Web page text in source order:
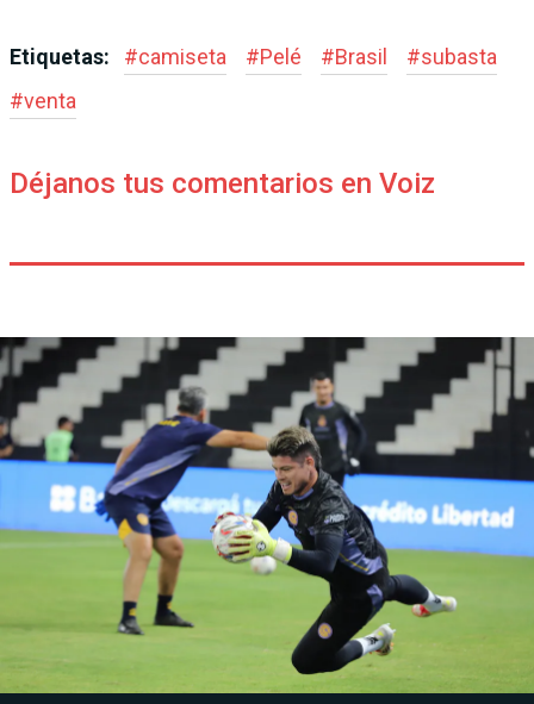
Etiquetas: #camiseta #Pelé #Brasil #subasta
#venta
Déjanos tus comentarios en Voiz